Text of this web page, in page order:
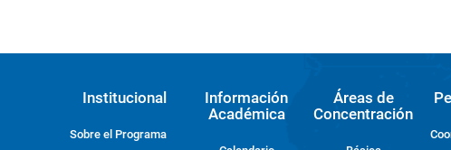
Institucional
Sobre el Programa
Información
Académica
Áreas de
Concentración